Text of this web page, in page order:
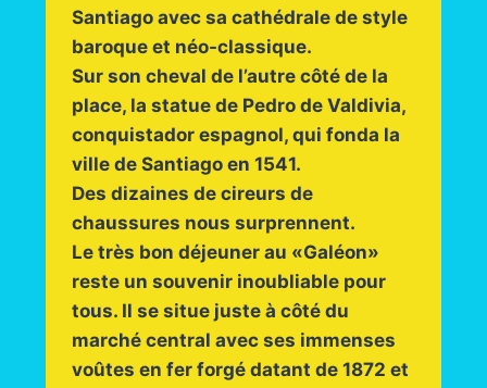
Santiago avec sa cathédrale de style
baroque et néo-classique.
Sur son cheval de l’autre côté de la
place, la statue de Pedro de Valdivia,
conquistador espagnol, qui fonda la
ville de Santiago en 1541.
Des dizaines de cireurs de
chaussures nous surprennent.
Le très bon déjeuner au «Galéon»
reste un souvenir inoubliable pour
tous. Il se situe juste à côté du
marché central avec ses immenses
voûtes en fer forgé datant de 1872 et